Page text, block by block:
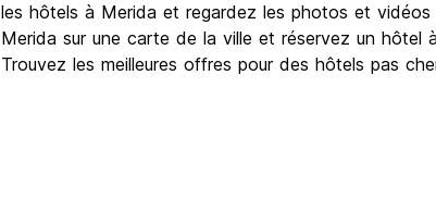
les hôtels à Merida et regardez les photos et
Merida sur une carte de la ville et réservez un hôtel
Trouvez les meilleures offres pour des hôtels pas